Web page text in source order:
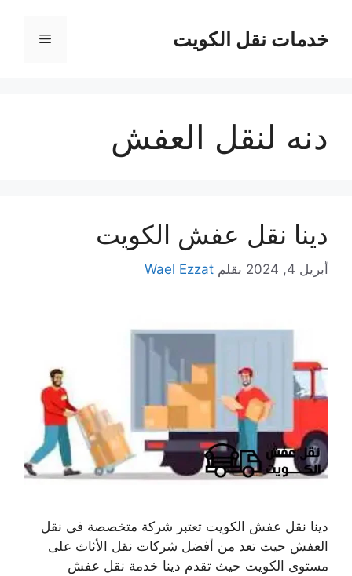
المحتوىخدمات نقل الكويت القائمة
دنه لنقل العفش
دينا نقل عفش الكويت
أبريل 4, 2024 بقلم Wael Ezzat
دينا نقل عفش الكويت تعتبر شركة متخصصة فى نقل
العفش حيث تعد من أفضل شركات نقل الأثاث على
مستوى الكويت حيث تقدم دينا خدمة نقل عفش